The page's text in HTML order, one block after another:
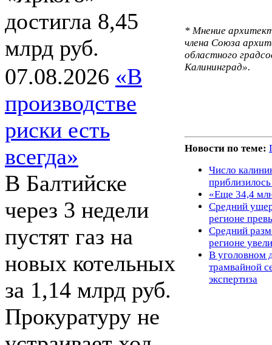
достигла 8,45
млрд руб.
07.08.2026 «В
производстве
риски есть
всегда»
В Балтийске
через 3 недели
пустят газ на
новых котельных
за 1,14 млрд руб.
Прокуратуру не
* Мнение
члена Союза
областного
Калининград».
Новости по теме:
Число
«Еще 34,4
Средний
регионе
Средний
регионе
В уголовном
трамвайной
экспертиза